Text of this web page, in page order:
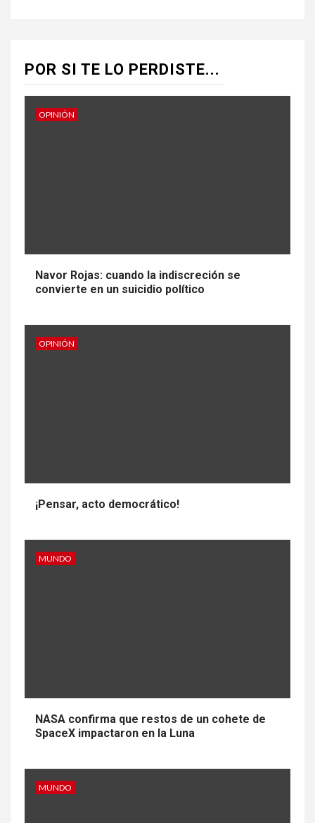
POR SI TE LO PERDISTE...
OPINIÓN
Navor Rojas: cuando la indiscreción se
convierte en un suicidio político
OPINIÓN
¡Pensar, acto democrático!
MUNDO
NASA confirma que restos de un cohete de
SpaceX impactaron en la Luna
MUNDO